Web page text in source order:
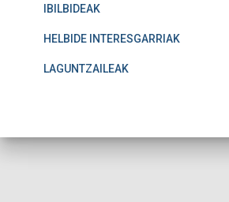
IBILBIDEAK
HELBIDE INTERESGARRIAK
LAGUNTZAILEAK